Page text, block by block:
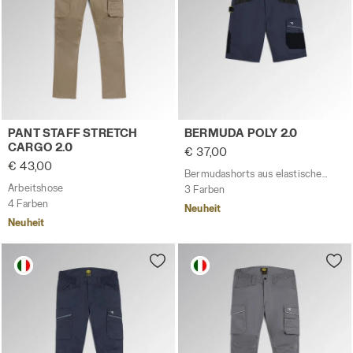
Arbeitshose PANT STAFF STRETCH CARGO 2.0
PANT STAFF STRETCH
CARGO 2.0
€ 43,00
Arbeitshose
4 Farben
Neuheit
Bermudashorts aus
BERMUDA POLY 2.0
€ 37,00
3 Farben
Neuheit